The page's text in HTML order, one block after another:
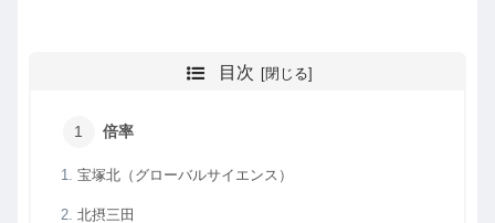
目次
倍率
宝塚北（グローバルサイエンス）
北摂三田